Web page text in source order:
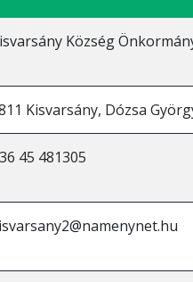
Község
Kisvarsány, Dózsa
45 481305